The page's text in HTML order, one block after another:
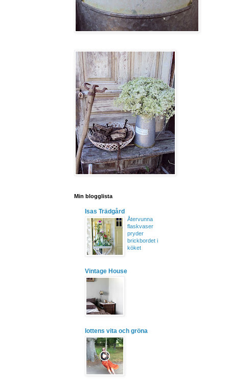
Min blogglista
Isas Trädgård
Återvunna
flaskvaser
pryder
brickbordet i
köket
Vintage House
lottens vita och gröna